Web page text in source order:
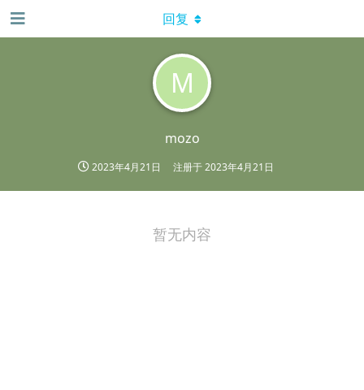
M
mozo
2023年4月21日 注册于2023年4月21日
回复
暂无内容